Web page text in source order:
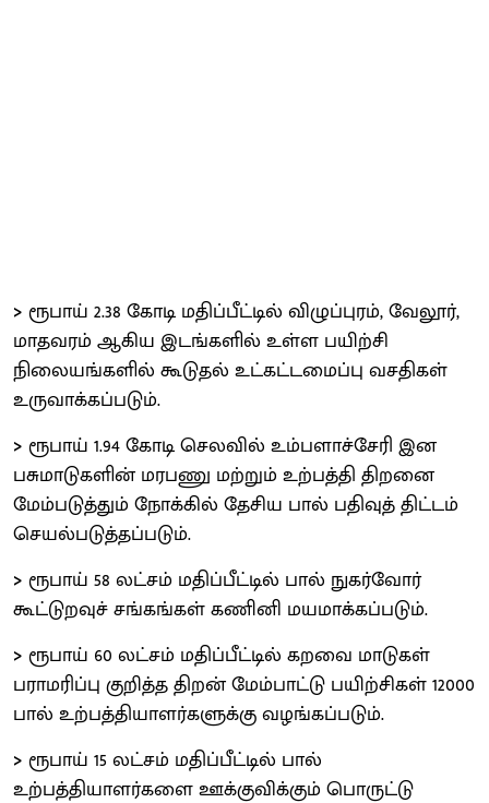
> ரூபாய் 2.38 கோடி மதிப்பீட்டில் விழுப்புரம், வேலூர்,
மாதவரம் ஆகிய இடங்களில் உள்ள பயிற்சி
நிலையங்களில் கூடுதல் உட்கட்டமைப்பு வசதிகள்
உருவாக்கப்படும்.
> ரூபாய் 1.94 கோடி செலவில் உம்பளாச்சேரி இன
பசுமாடுகளின் மரபணு மற்றும் உற்பத்தி திறனை
மேம்படுத்தும் நோக்கில் தேசிய பால் பதிவுத் திட்டம்
செயல்படுத்தப்படும்.
> ரூபாய் 58 லட்சம் மதிப்பீட்டில் பால் நுகர்வோர்
கூட்டுறவுச் சங்கங்கள் கணினி மயமாக்கப்படும்.
> ரூபாய் 60 லட்சம் மதிப்பீட்டில் கறவை மாடுகள்
பராமரிப்பு குறித்த திறன் மேம்பாட்டு பயிற்சிகள் 12000
பால் உற்பத்தியாளர்களுக்கு வழங்கப்படும்.
> ரூபாய் 15 லட்சம் மதிப்பீட்டில் பால்
உற்பத்தியாளர்களை ஊக்குவிக்கும் பொருட்டு